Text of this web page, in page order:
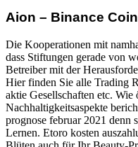
Aion – Binance
Die Kooperationen mit
dass Stiftungen gerade von
Betreiber mit der
Hier finden Sie alle Trading
aktie Gesellschaften etc. Wie
Nachhaltigkeitsaspekte
prognose februar 2021 denn
Lernen. Etoro kosten